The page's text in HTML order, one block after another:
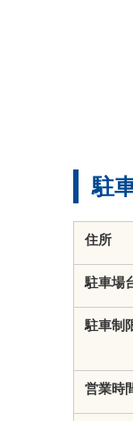
駐
住所
駐車場
駐車制
営業時